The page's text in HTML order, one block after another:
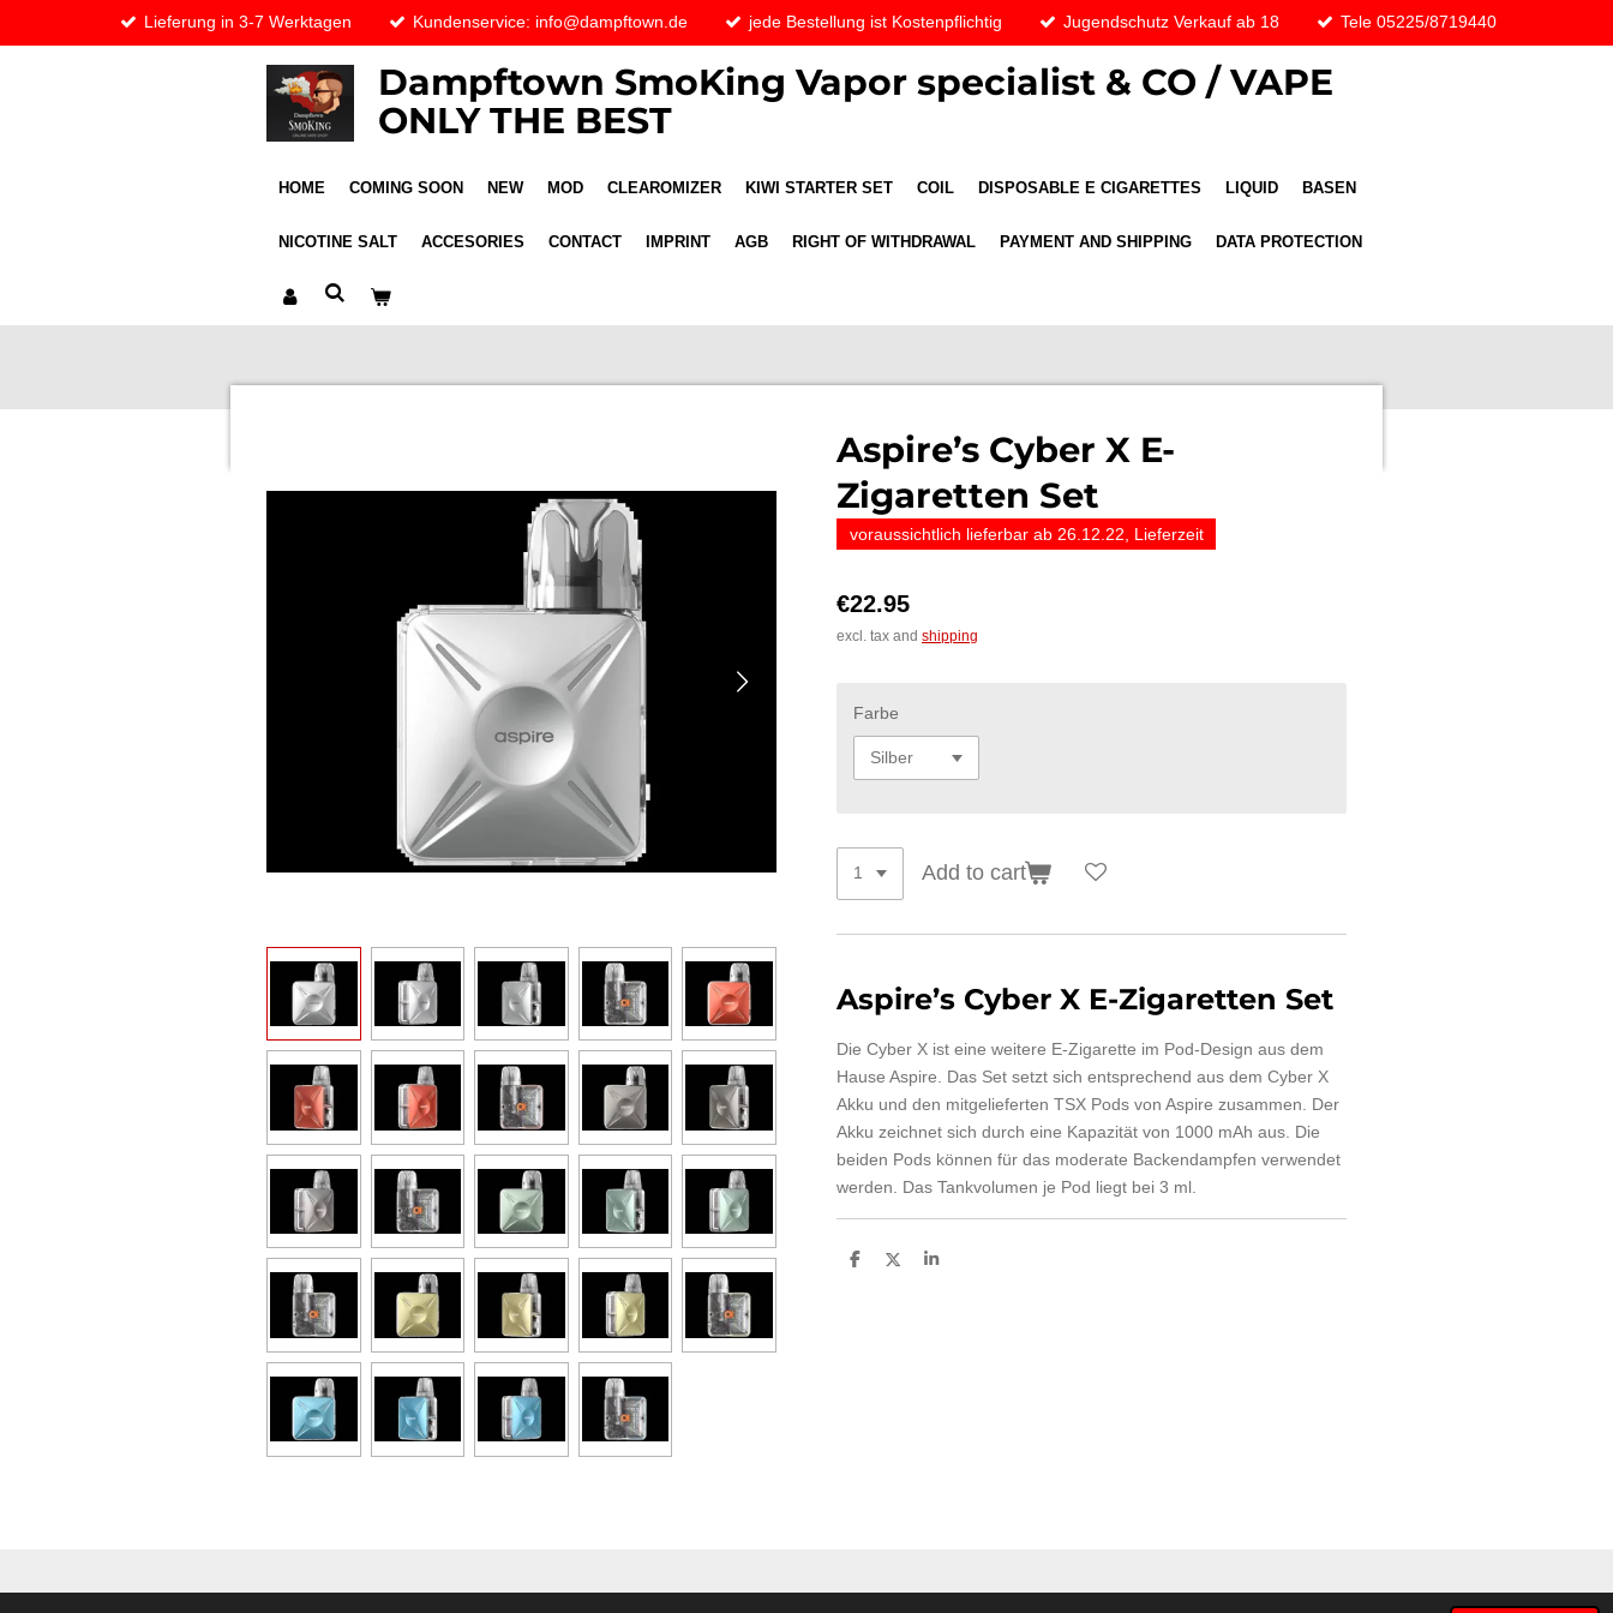
to
Lieferung in 3-7 Werktagen Kundenservice: info@dampftown.de jede Bestellung ist Kostenpflichtig Jugendschutz Verkauf ab 18 Tele 05225/8719440
Dampftown SmoKing Vapor specialist & CO / VAPE
ONLY THE BEST
HOME COMING SOON NEW MOD CLEAROMIZER KIWI STARTER SET COIL DISPOSABLE E CIGARETTES LIQUID BASEN
NICOTINE SALT ACCESORIES CONTACT IMPRINT AGB RIGHT OF WITHDRAWAL PAYMENT AND SHIPPING DATA PROTECTION
Aspire’s Cyber X E-
Zigaretten Set
voraussichtlich lieferbar ab 26.12.22, Lieferzeit
€22.95
excl. tax and shipping
Farbe
Add to cart
Aspire’s Cyber X E-Zigaretten Set
Die Cyber X ist eine weitere E-Zigarette im Pod-Design aus dem
Hause Aspire. Das Set setzt sich entsprechend aus dem Cyber X
Akku und den mitgelieferten TSX Pods von Aspire zusammen. Der
Akku zeichnet sich durch eine Kapazität von 1000 mAh aus. Die
beiden Pods können für das moderate Backendampfen verwendet
werden. Das Tankvolumen je Pod liegt bei 3 ml.
S
S
S